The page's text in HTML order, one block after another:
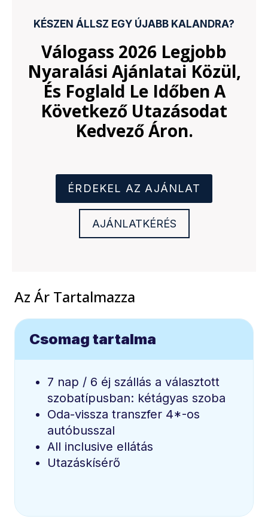
KÉSZEN ÁLLSZ EGY ÚJABB KALANDRA?
Válogass 2026 Legjobb
Nyaralási Ajánlatai Közül,
És Foglald Le Időben A
Következő Utazásodat
Kedvező Áron.
ÉRDEKEL AZ AJÁNLAT
AJÁNLATKÉRÉS
Az Ár Tartalmazza
Csomag tartalma
7 nap / 6 éj szállás a választott
szobatípusban: kétágyas szoba
Oda-vissza transzfer 4*-os
autóbusszal
All inclusive ellátás
Utazáskísérő